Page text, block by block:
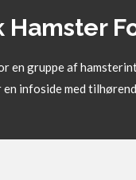
Hamster
gruppe af
en infoside med